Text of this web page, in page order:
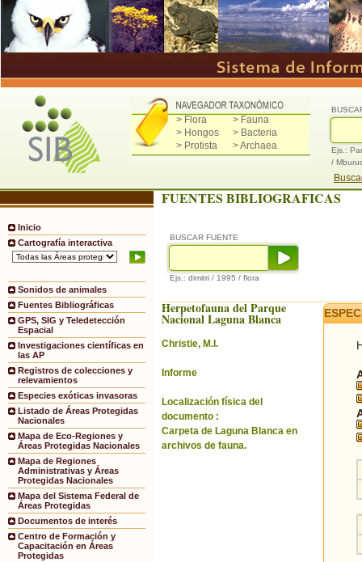
> Flora
> Fauna
> Hongos
> Bacteria
> Protista
> Archaea
Ejs.:
/
Inicio
Cartografía interactiva
Sonidos de animales
Fuentes Bibliográficas
GPS, SIG y Teledetección
Espacial
Investigaciones científicas en
las AP
Registros de colecciones y
relevamientos
Especies exóticas invasoras
Listado de Áreas Protegidas
Nacionales
Mapa de Eco-Regiones y
Áreas Protegidas Nacionales
Mapa de Regiones
Administrativas y Áreas
Protegidas Nacionales
Mapa del Sistema Federal de
Áreas Protegidas
Documentos de interés
Centro de Formación y
Capacitación en Áreas
Protegidas
FUENTES BIBLIOGRAFICAS
BUSCAR FUENTE
Ejs.: dimitri / 1995 / flora
Herpetofauna del Parque
Nacional Laguna Blanca
Christie, M.I.
Informe
Localización física del
documento :
Carpeta de Laguna Blanca en
archivos de fauna.